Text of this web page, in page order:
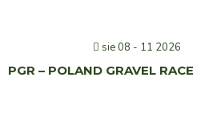
sie 08 - 11 2026
PGR – POLAND GRAVEL RACE